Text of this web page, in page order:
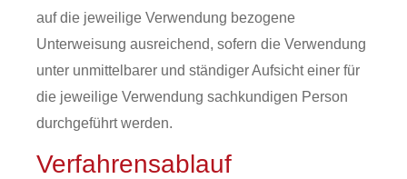
auf die jeweilige Verwendung bezogene
Unterweisung ausreichend, sofern die Verwendung
unter unmittelbarer und ständiger Aufsicht einer für
die jeweilige Verwendung sachkundigen Person
durchgeführt werden.
Verfahrensablauf